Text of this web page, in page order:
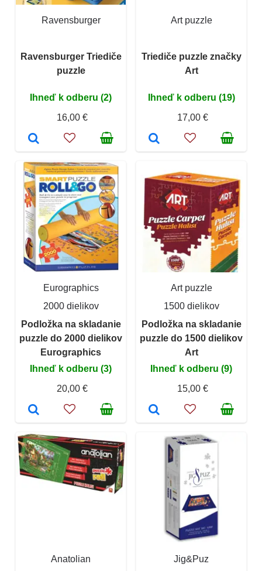
Ravensburger
Ravensburger Triediče
puzzle
Ihneď k odberu (2)
16,00 €
Art puzzle
Triediče puzzle značky
Art
Ihneď k odberu (19)
17,00 €
Eurographics
2000 dielikov
Podložka na skladanie
puzzle do 2000 dielikov
Eurographics
Ihneď k odberu (3)
20,00 €
Art puzzle
1500 dielikov
Podložka na skladanie
puzzle do 1500 dielikov
Art
Ihneď k odberu (9)
15,00 €
Anatolian
Jig&Puz